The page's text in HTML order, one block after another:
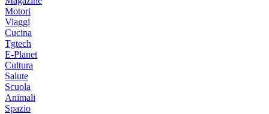
Motori
Viaggi
Cucina
Tgtech
E-Planet
Cultura
Salute
Scuola
Animali
Spazio